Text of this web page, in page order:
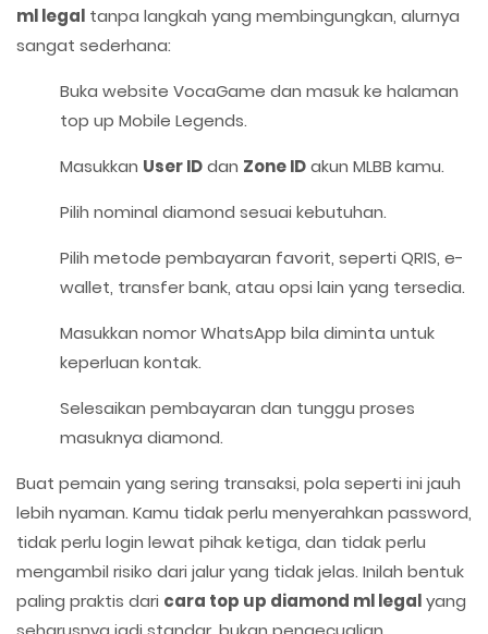
ml legal tanpa langkah yang membingungkan, alurnya
sangat sederhana:
Buka website VocaGame dan masuk ke halaman
top up Mobile Legends.
Masukkan User IDdan Zone IDakun MLBB kamu.
Pilih nominal diamond sesuai kebutuhan.
Pilih metode pembayaran favorit, seperti QRIS, e-
wallet, transfer bank, atau opsi lain yang tersedia.
Masukkan nomor WhatsApp bila diminta untuk
keperluan kontak.
Selesaikan pembayaran dan tunggu proses
masuknya diamond.
Buat pemain yang sering transaksi, pola seperti ini jauh
lebih nyaman. Kamu tidak perlu menyerahkan password,
tidak perlu login lewat pihak ketiga, dan tidak perlu
mengambil risiko dari jalur yang tidak jelas. Inilah bentuk
paling praktis dari cara top up diamond ml legalyang